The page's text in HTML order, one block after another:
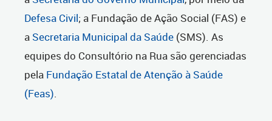
Defesa Civil; a Fundação de Ação Social (FAS) e
a Secretaria Municipal da Saúde (SMS). As
equipes do Consultório na Rua são gerenciadas
pela Fundação Estatal de Atenção à Saúde
(Feas).